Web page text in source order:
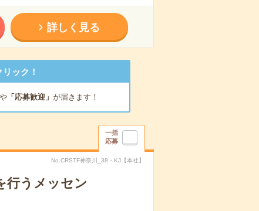
詳しく見る
ック！
や「応募歓迎」 が届きます！
一括
応募
No.CRSTF神奈川_38・KJ【本社】
行うメッセン